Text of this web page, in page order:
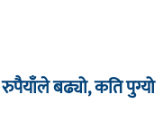
बढ्यो, कति पुग्यो